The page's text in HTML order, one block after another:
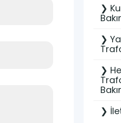
❯
❯
❯
❯